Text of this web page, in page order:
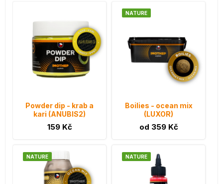
Powder dip - krab a
kari (ANUBIS2)
159 Kč
NATURE
Boilies - ocean mix
(LUXOR)
od 359 Kč
NATURE NATURE